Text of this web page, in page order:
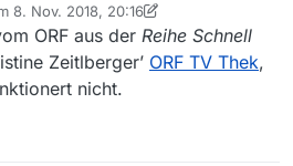
8. Nov. 2018, 20:16
von benni 11. Aug. 2018, 21:17
ORF aus der Reihe Schnell
Zeitlberger’ ORF TV Thek,
nicht.